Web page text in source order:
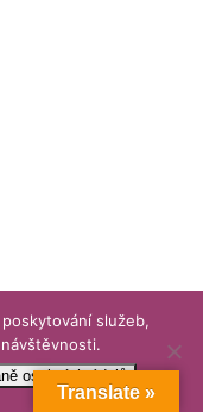
Translate »
služeb,
osobních údajů